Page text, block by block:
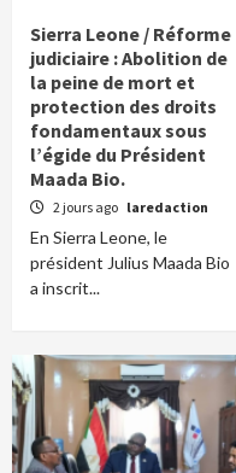
Sierra Leone / Réforme
judiciaire : Abolition de
la peine de mort et
protection des droits
fondamentaux sous
l’égide du Président
Maada Bio.
2 jours ago laredaction
En Sierra Leone, le
président Julius Maada Bio
a inscrit...